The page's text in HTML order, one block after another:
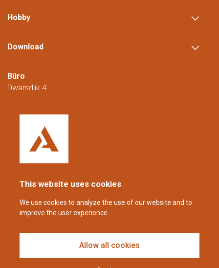
This website uses cookies
We use cookies to analyze the use of our website and to
improve the user experience.
Allow all cookies
Hobby
Download
Büro
Dwarsdijk 4
Niederlande
+31 (0)88 23 42 200
08:00 bis 16:00 Uhr (CET/CEST).
coppens@alltech.com
Follow us